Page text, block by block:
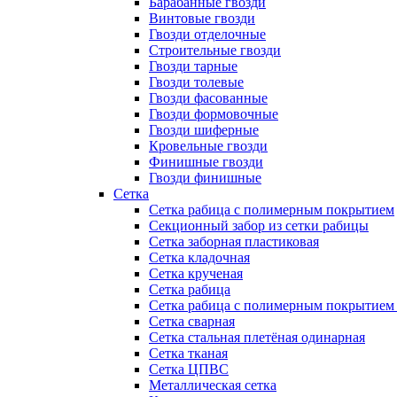
Винтовые гвозди
Гвозди отделочные
Строительные гвозди
Гвозди тарные
Гвозди толевые
Гвозди фасованные
Гвозди формовочные
Гвозди шиферные
Кровельные гвозди
Финишные гвозди
Гвозди финишные
Сетка
Сетка рабица с полимерным покрытием
Секционный забор из сетки рабицы
Сетка заборная пластиковая
Сетка кладочная
Сетка крученая
Сетка рабица
Сетка рабица с полимерным покрытием
Сетка сварная
Сетка стальная плетёная одинарная
Сетка тканая
Сетка ЦПВС
Металлическая сетка